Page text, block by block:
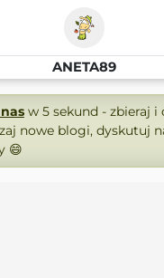
ANETA89
w 5 sekund - zbieraj i
nowe blogi, dyskutuj
😄